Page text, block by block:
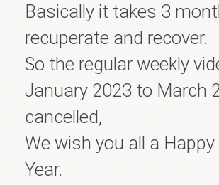
Basically it takes 3
recuperate and recover.
So the regular weekly
January 2023 to March
cancelled,
We wish you all a
Year.